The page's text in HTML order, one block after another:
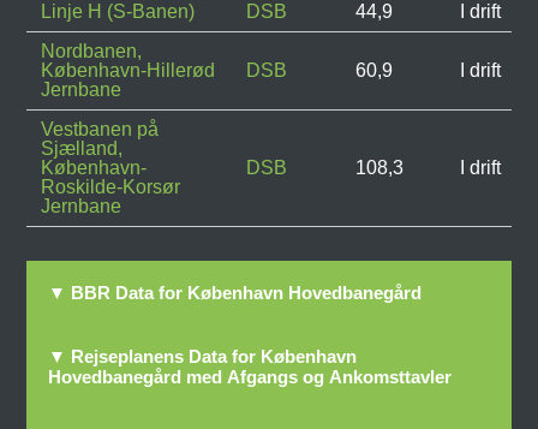
Linje H (S-Banen)
DSB 44,9
I drift
Nordbanen,
København-Hillerød
Jernbane
DSB 60,9 I drift
Vestbanen på
Sjælland,
København-
Roskilde-Korsør
Jernbane
DSB 108,3 I drift
▼ BBR Data for København Hovedbanegård
▼ Rejseplanens Data for København
Hovedbanegård med Afgangs og Ankomsttavler